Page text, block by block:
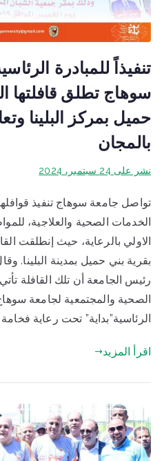
تنفيذاً للمبادرة
سوهاج تطلق قافلتها
بالمجان
نشر على24 سبتمبر، 2024
تواصل جامعة سوهاج تنفيذ
الخدمات الصحية والعلاجية،
بقرية بني حميل بمدينة البلينا.
رئيس الجامعة أن تلك القافلة
الصحية والمجتمعية لجامعة
الرئاسية”بداية” تحت رعاية
اقرأ المزيد